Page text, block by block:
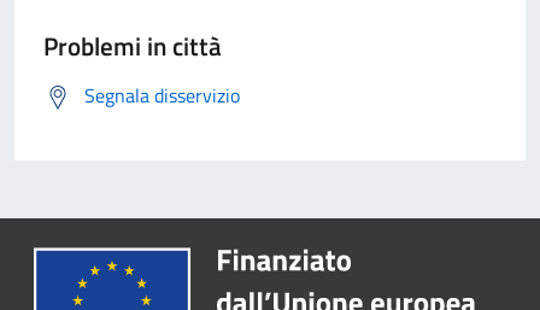
Problemi in città
Segnala disservizio